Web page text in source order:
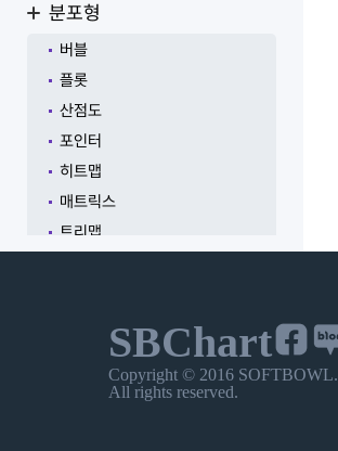
분포형
버블
플롯
산점도
포인터
히트맵
매트릭스
트리맵
벨(정규분포)SBChart
Copyright © 2016 SOFTBOWL.
All rights reserved.